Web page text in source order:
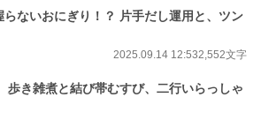
ないおにぎり！？ 片手だし運用と、ツン
2025.09.14 12:532,552文字
歩き雑煮と結び帯むすび、二行いらっしゃ